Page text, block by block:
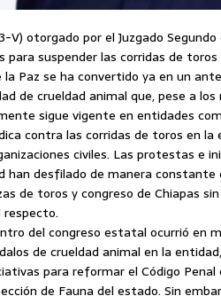
V) otorgado por el Juzgado
para suspender las corridas de
la Paz se ha convertido ya en un
de crueldad animal que, pese a
sigue vigente en entidades
contra las corridas de toros en
civiles. Las protestas e
han desfilado de manera
de toros y congreso de Chiapas
del congreso estatal ocurrió en
de crueldad animal en la
para reformar el Código
de Fauna del estado. Sin